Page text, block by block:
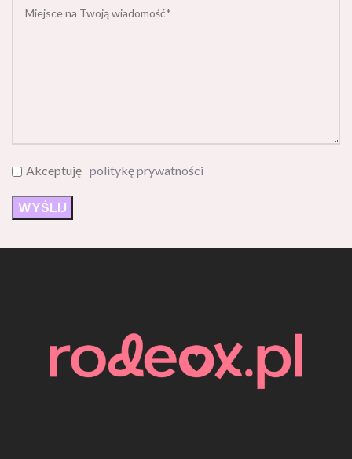
Akceptuję politykę prywatności